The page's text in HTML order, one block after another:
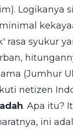
Logikanya
rasa syukur
(Jumhur
netizen
. Apa itu?
ini